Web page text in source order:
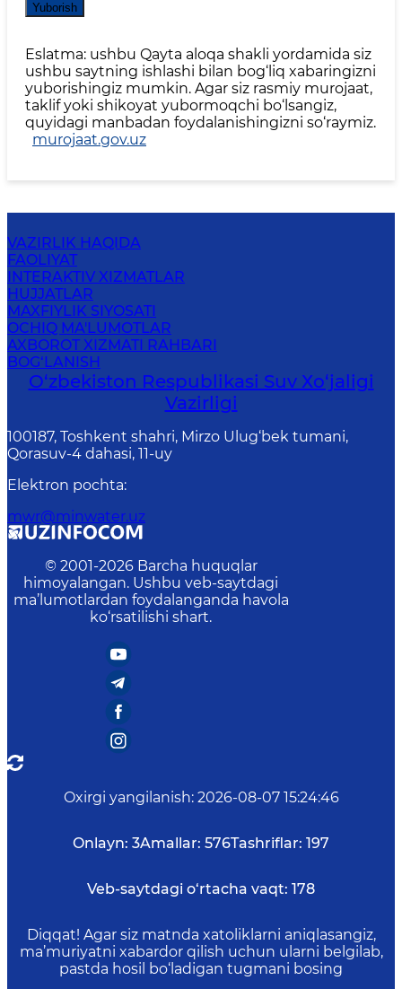
Yuborish
Eslatma: ushbu Qayta aloqa shakli yordamida siz
ushbu saytning ishlashi bilan bog‘liq xabaringizni
yuborishingiz mumkin. Agar siz rasmiy murojaat,
taklif yoki shikoyat yubormoqchi bo‘lsangiz,
quyidagi manbadan foydalanishingizni so‘raymiz.
murojaat.gov.uz
VAZIRLIK HAQIDA
FAOLIYAT
INTERAKTIV XIZMATLAR
HUJJATLAR
MAXFIYLIK SIYOSATI
OCHIQ MA'LUMOTLAR
AXBOROT XIZMATI RAHBARI
BOG‘LANISH
O‘zbekiston Respublikasi Suv Хo‘jaligi
Vazirligi
100187, Toshkent shahri, Mirzo Ulug‘bek tumani,
Qorasuv-4 dahasi, 11-uy
Elektron pochta:
mwr@minwater.uz
© 2001-2026 Barcha huquqlar
himoyalangan. Ushbu veb-saytdagi
ma’lumotlardan foydalanganda havola
ko‘rsatilishi shart.
Oxirgi yangilanish: 2026-08-07 15:24:46
Onlayn: 3Amallar: 576Tashriflar: 197
Veb-saytdagi o‘rtacha vaqt: 178
Diqqat! Agar siz matnda xatoliklarni aniqlasangiz,
ma’muriyatni xabardor qilish uchun ularni belgilab,
pastda hosil bo‘ladigan tugmani bosing